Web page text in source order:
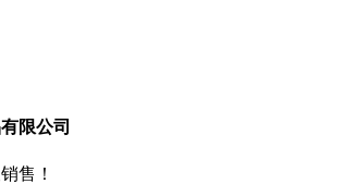
限公司
售！